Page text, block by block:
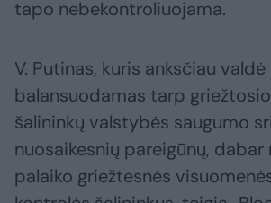
tapo nebekontroliuojama.
V. Putinas, kuris anksčiau valdė
balansuodamas tarp
šalininkų valstybės saugumo
nuosaikesnių pareigūnų, dabar
palaiko griežtesnės